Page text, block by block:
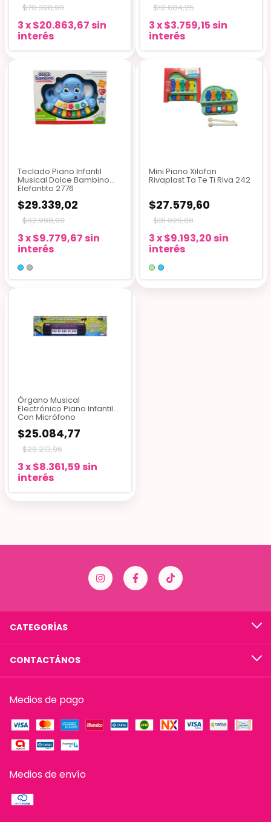
$70.398,90
3x$20.863,67 sin
interés
$12.684,25
3x$3.759,15 sin
interés
Teclado Piano Infantil
Musical Dolce Bambino
Elefantito 2776
$29.339,02
$32.998,90
3x$9.779,67 sin
interés
Mini Piano Xilofon
Rivaplast Ta Te Ti Riva 242
$27.579,60
$31.020,00
3x$9.193,20 sin
interés
Órgano Musical
Electrónico Piano Infantil
Con Micrófono
$25.084,77
$28.213,96
3x$8.361,59 sin
interés
CATEGORÍAS
CONTACTÁNOS
Medios de pago
Medios de envío